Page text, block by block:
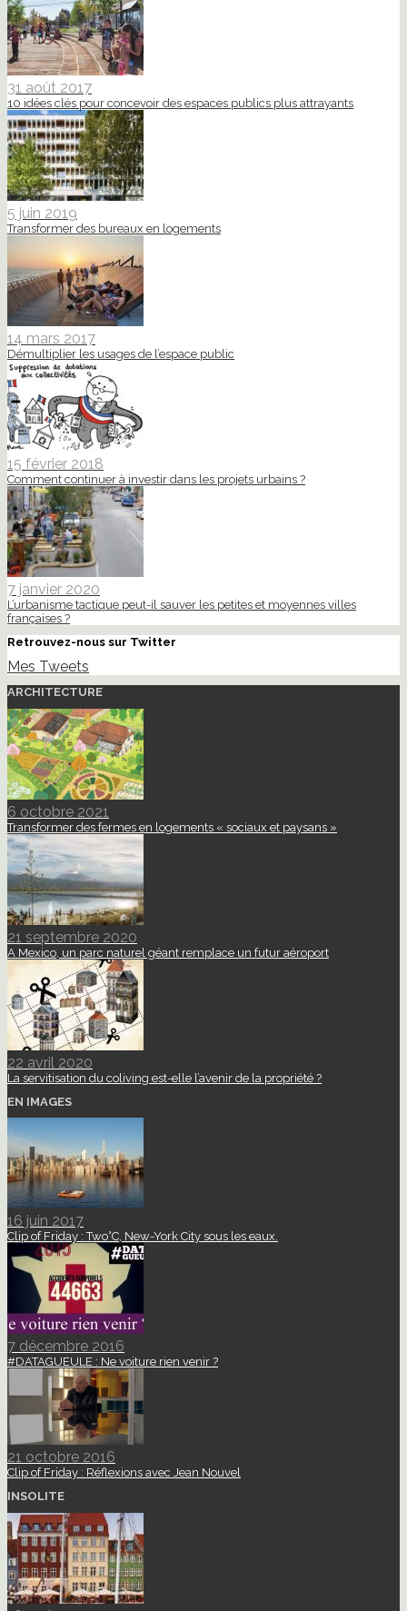
31 août 2017
10 idées clés pour concevoir des espaces publics plus attrayants
5 juin 2019
Transformer des bureaux en logements
14 mars 2017
Démultiplier les usages de l’espace public
15 février 2018
Comment continuer à investir dans les projets urbains ?
7 janvier 2020
L’urbanisme tactique peut-il sauver les petites et moyennes villes
françaises ?
Retrouvez-nous sur Twitter
Mes Tweets
ARCHITECTURE
6 octobre 2021
Transformer des fermes en logements « sociaux et paysans »
21 septembre 2020
A Mexico, un parc naturel géant remplace un futur aéroport
22 avril 2020
La servitisation du coliving est-elle l’avenir de la propriété ?
EN IMAGES
16 juin 2017
Clip of Friday : Two°C, New-York City sous les eaux.
7 décembre 2016
#DATAGUEULE : Ne voiture rien venir ?
21 octobre 2016
Clip of Friday : Réflexions avec Jean Nouvel
INSOLITE